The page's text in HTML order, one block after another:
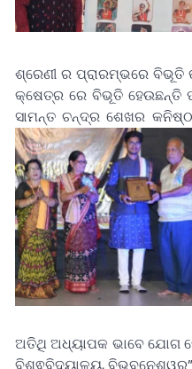
ଶ୍ରେଣୀ ର ପ୍ରାରମ୍ଭରେ ବିଭୂତି
କ୍ଷେତ୍ର ରେ ବିଭୂତି ହେଉଛନ୍ତି
ସାମନ୍ତ ଚନ୍ଦ୍ର ଶେଖର କନିଷ୍ଠ
ଅତିଥି ଅଧ୍ୟାପକ ଭାବେ ଯୋଗ